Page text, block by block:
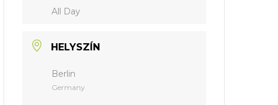
All Day
HELYSZÍN
Berlin
Germany